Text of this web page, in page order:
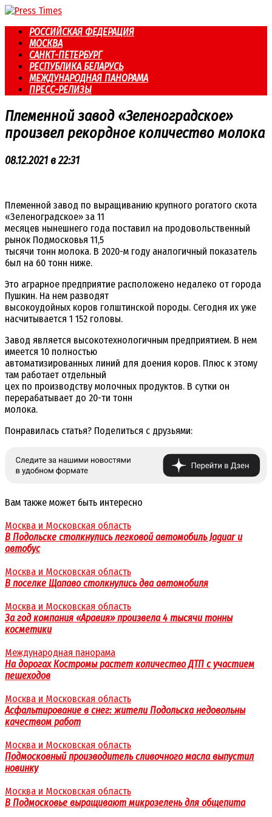
Перейти
контентуРОССИЙСКАЯ ФЕДЕРАЦИЯ
МОСКВА
САНКТ-ПЕТЕРБУРГ
РЕСПУБЛИКА БЕЛАРУСЬ
МЕЖДУНАРОДНАЯ ПАНОРАМА
ПРЕСС-РЕЛИЗЫ
Племенной завод «Зеленоградское»
произвел рекордное количество молока
08.12.2021 в 22:31
Племенной завод по выращиванию крупного рогатого скота
«Зеленоградское» за 11
месяцев нынешнего года поставил на продовольственный
рынок Подмосковья 11,5
тысячи тонн молока. В 2020-м году аналогичный показатель
был на 60 тонн ниже.
Это аграрное предприятие расположено недалеко от города
Пушкин. На нем разводят
высокоудойных коров голштинской породы. Сегодня их уже
насчитывается 1 152 головы.
Завод является высокотехнологичным предприятием. В нем
имеется 10 полностью
автоматизированных линий для доения коров. Плюс к этому
там работает отдельный
цех по производству молочных продуктов. В сутки он
перерабатывает до 20-ти тонн
молока.
Понравилась статья? Поделиться с друзьями:
Вам также может быть интересно
Москва и Московская область
В Подольске столкнулись легковой автомобиль Jaguar и
автобус
Москва и Московская область
В поселке Щапаво столкнулись два автомобиля
Москва и Московская область
За год компания «Аравия» произвела 4 тысячи тонны
косметики
Международная панорама
На дорогах Костромы растет количество ДТП с участием
пешеходов
Москва и Московская область
Асфальтирование в снег: жители Подольска недовольны
качеством работ
Москва и Московская область
Подмосковный производитель сливочного масла выпустил
новинку
Москва и Московская область
В Подмосковье выращивают микрозелень для общепита